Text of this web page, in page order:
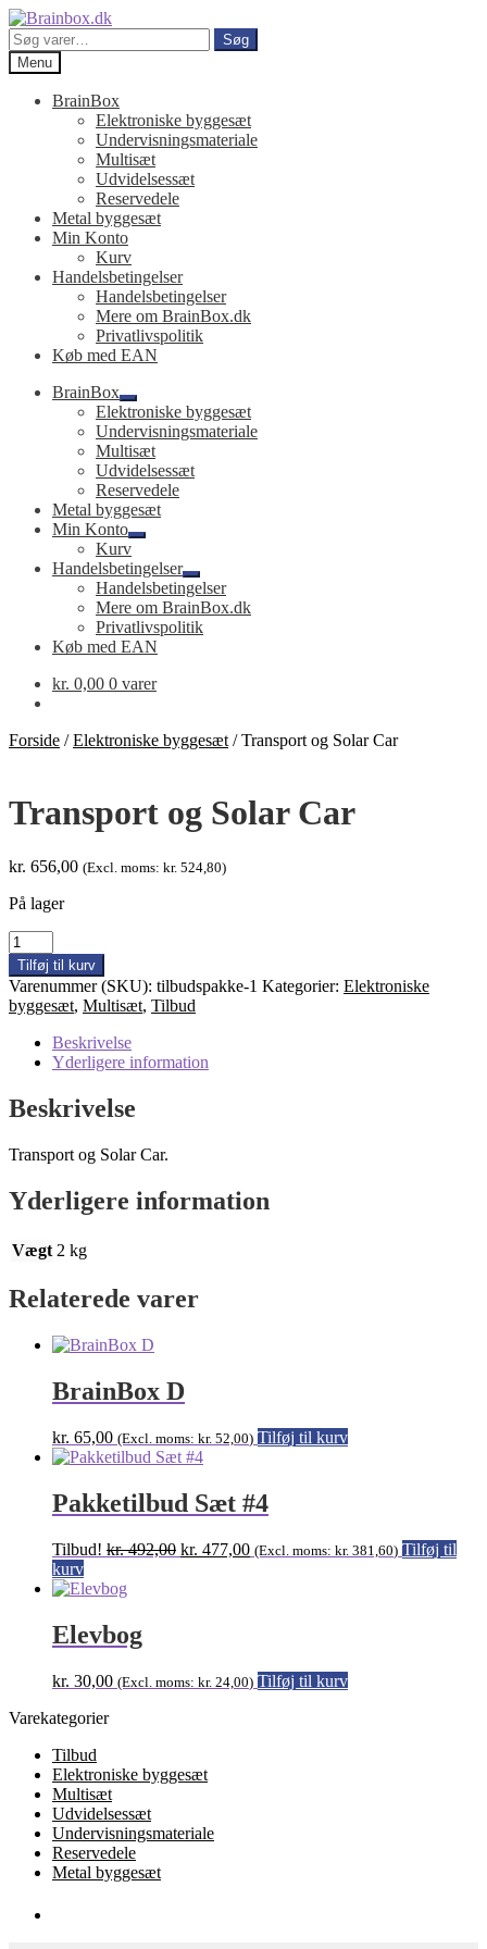
Spring
til
navigation
Spring
til
indhold
Søg
efter:
Søg
Menu
BrainBox
Elektroniske byggesæt
Undervisningsmateriale
Multisæt
Udvidelsessæt
Reservedele
Metal byggesæt
Min Konto
Kurv
Handelsbetingelser
Handelsbetingelser
Mere om BrainBox.dk
Privatlivspolitik
Køb med EAN
BrainBox
Udfold
undermenu
Elektroniske byggesæt
Undervisningsmateriale
Multisæt
Udvidelsessæt
Reservedele
Metal byggesæt
Min Konto
Udfold
undermenu
Kurv
Handelsbetingelser
Udfold
undermenu
Handelsbetingelser
Mere om BrainBox.dk
Privatlivspolitik
Køb med EAN
kr. 0,00 0 varer
Forside /Elektroniske byggesæt /Transport og Solar Car
Transport og Solar Car
kr. 656,00 (Excl. moms: kr. 524,80)
På lager
Transport
og
Solar
Car
antal
Tilføj til kurv
Varenummer (SKU): tilbudspakke-1 Kategorier: Elektroniske
byggesæt, Multisæt, Tilbud
Beskrivelse
Yderligere information
Beskrivelse
Transport og Solar Car.
Yderligere information
Vægt 2 kg
Relaterede varer
BrainBox D
kr. 65,00 (Excl. moms: kr. 52,00) Tilføj til kurv
Pakketilbud Sæt #4
Tilbud! kr.492,00 Den
kr. 477,00Den
(Excl. moms: kr. 381,60) Tilføj til
kurv
Elevbog
kr. 30,00 (Excl. moms: kr. 24,00) Tilføj til kurv
Varekategorier
Tilbud
Elektroniske byggesæt
Multisæt
Udvidelsessæt
Undervisningsmateriale
Reservedele
Metal byggesæt